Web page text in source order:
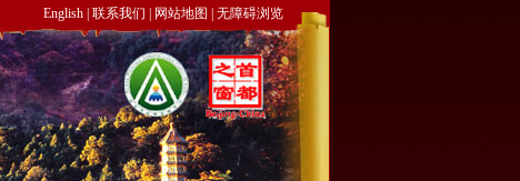
English 联系我们 网站地图 无障碍浏览